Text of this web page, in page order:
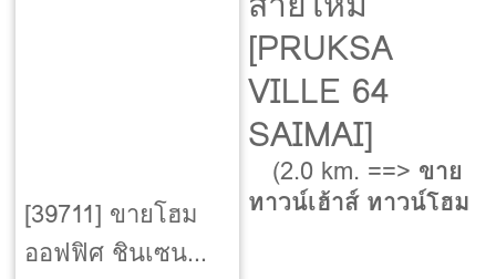
[39711] ขายโฮม
ออฟฟิศ ชินเซน
[PRUKSA
VILLE 64
SAIMAI]
(2.0 km. ==> ขาย
ทาวน์เฮ้าส์ ทาวน์โฮม